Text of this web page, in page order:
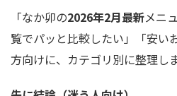
「なか卯の2026年2月最新メニ
覧でパッと比較したい」「安い
方向けに、カテゴリ別に整理し